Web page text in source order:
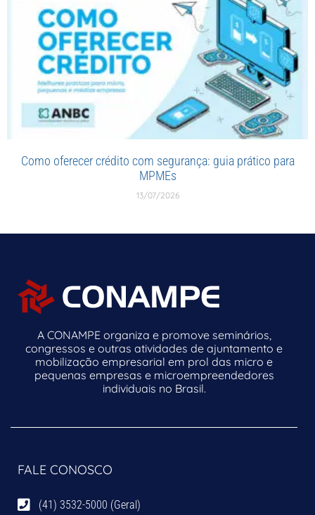
Como oferecer crédito com segurança: guia prático para
MPMEs
13/07/2026
A CONAMPE organiza e promove seminários,
congressos e outras atividades de ajuntamento e
mobilização empresarial em prol das micro e
pequenas empresas e microempreendedores
individuais no Brasil.
FALE CONOSCO
(41) 3532-5000 (Geral)